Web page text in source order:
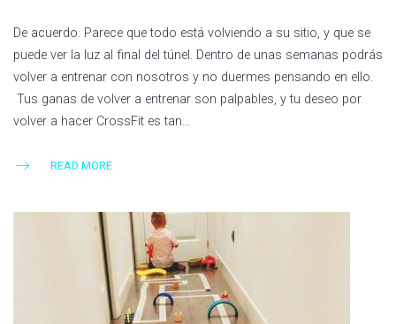
De acuerdo. Parece que todo está volviendo a su sitio, y que se
puede ver la luz al final del túnel. Dentro de unas semanas podrás
volver a entrenar con nosotros y no duermes pensando en ello.
Tus ganas de volver a entrenar son palpables, y tu deseo por
volver a hacer CrossFit es tan…
READ MORE